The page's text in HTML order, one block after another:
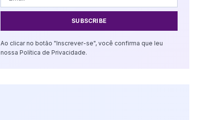
SUBSCRIBE
Ao clicar no botão "Inscrever-se", você confirma que leu
nossa Política de Privacidade.